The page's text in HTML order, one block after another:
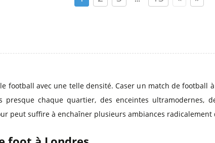
football avec une telle densité. Caser un match de football
chaque quartier, des enceintes ultramodernes,
peut suffire à enchaîner plusieurs ambiances radicalement